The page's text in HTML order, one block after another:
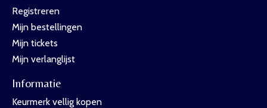
Registreren
Mijn bestellingen
Mijn tickets
Mijn verlanglijst
Informatie
Keurmerk vellig kopen